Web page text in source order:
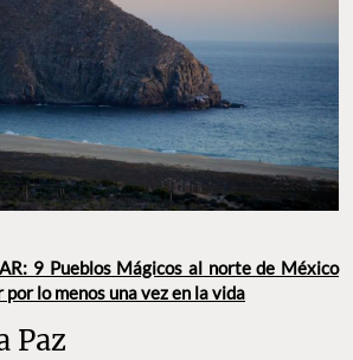
9 Pueblos Mágicos al norte de México
lo menos una vez en la vida
Paz